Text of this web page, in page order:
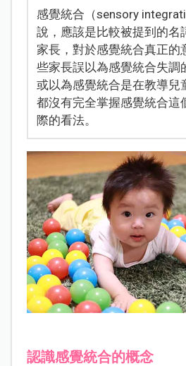
感覺統合（sensory
說，應該是比較被提到的名
家長，對於感覺統合真正的
些家長誤以為感覺統合失調
或以為感覺統合是在教導兒
都沒有完全掌握感覺統合這
際的看法。
認識感覺統合的概念